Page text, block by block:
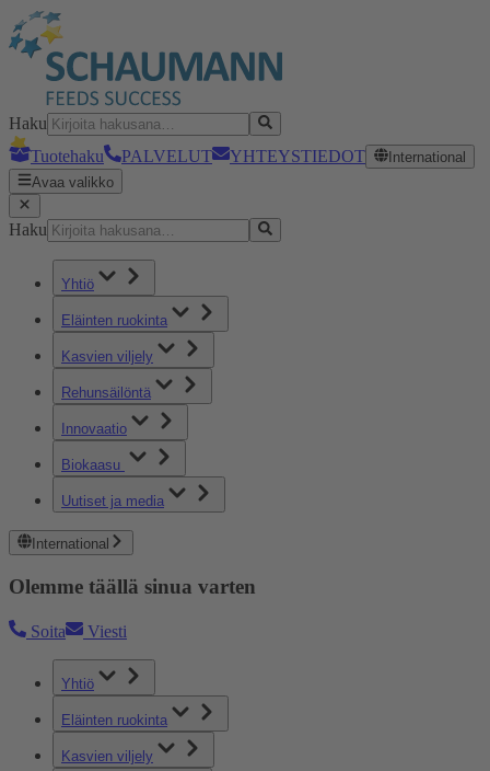
Haku
Tuotehaku
PALVELUT YHTEYSTIEDOT
International
Avaa valikko
Haku
Yhtiö
Eläinten ruokinta
Kasvien viljely
Rehunsäilöntä
Innovaatio
Biokaasu
Uutiset ja media
International
Olemme täällä sinua varten
Soita Viesti
Yhtiö
Eläinten ruokinta
Kasvien viljely